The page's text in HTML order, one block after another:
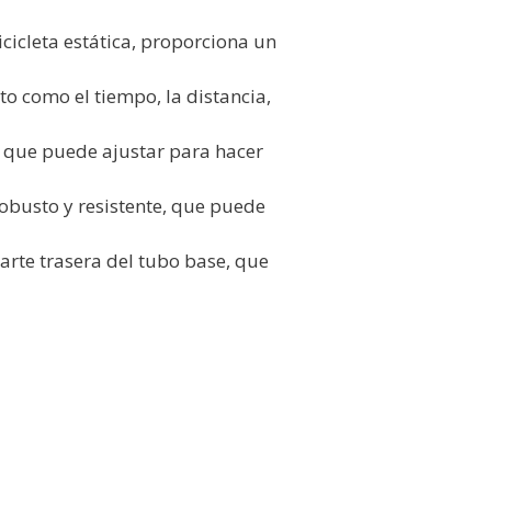
estática, proporciona un
como el tiempo, la distancia,
puede ajustar para hacer
y resistente, que puede
trasera del tubo base, que